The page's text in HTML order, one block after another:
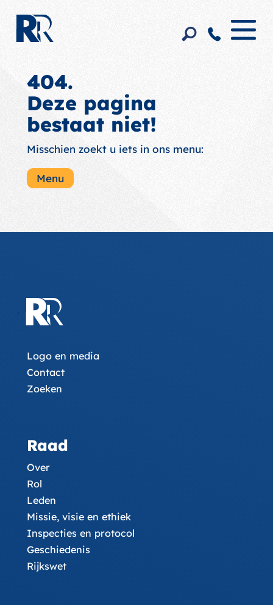
404.
Deze pagina
bestaat niet!
Misschien zoekt u iets in ons menu:
Menu
Logo en media
Contact
Zoeken
Raad
Over
Rol
Leden
Missie, visie en ethiek
Inspecties en protocol
Geschiedenis
Rijkswet